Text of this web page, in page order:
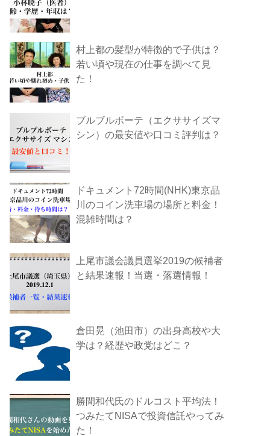
村上都の髪型が特徴的で子供は？
若い頃や現在の仕事を調べて見
た！
ブルブルボーテ（エクササイズマ
シン）の最安値や口コミ評判は？
ドキュメント72時間(NHK)東京品
川のコイン洗車場の場所と料金！
混雑時間は？
上尾市議会議員選挙2019の候補者
と結果速報！当選・落選情報！
倉田晃（池田市）の出身高校や大
学は？経歴や政党はどこ？
勝間和代氏のドルコスト平均法！
つみたてNISAで投資信託やってみ
た！